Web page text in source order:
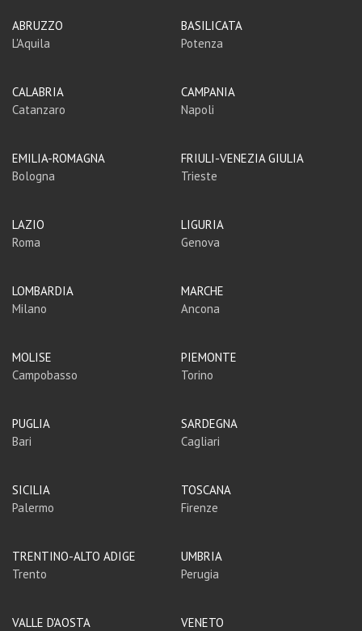
ABRUZZO
L'Aquila
BASILICATA
Potenza
CALABRIA
Catanzaro
CAMPANIA
Napoli
EMILIA-ROMAGNA
Bologna
FRIULI-VENEZIA GIULIA
Trieste
LAZIO
Roma
LIGURIA
Genova
LOMBARDIA
Milano
MARCHE
Ancona
MOLISE
Campobasso
PIEMONTE
Torino
PUGLIA
Bari
SARDEGNA
Cagliari
SICILIA
Palermo
TOSCANA
Firenze
TRENTINO-ALTO ADIGE
Trento
UMBRIA
Perugia
VALLE D'AOSTA
VENETO